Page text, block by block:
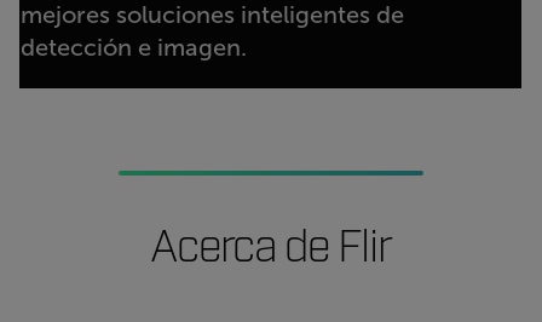
mejores soluciones inteligentes de
detección e imagen.
Acerca de Flir